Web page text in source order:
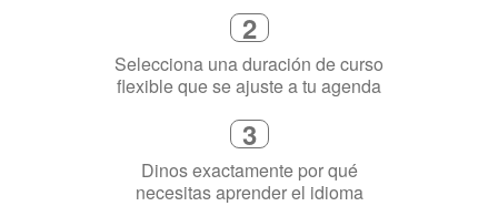
1
Elige un curso presencial u online
2
Selecciona una duración de curso
flexible que se ajuste a tu agenda